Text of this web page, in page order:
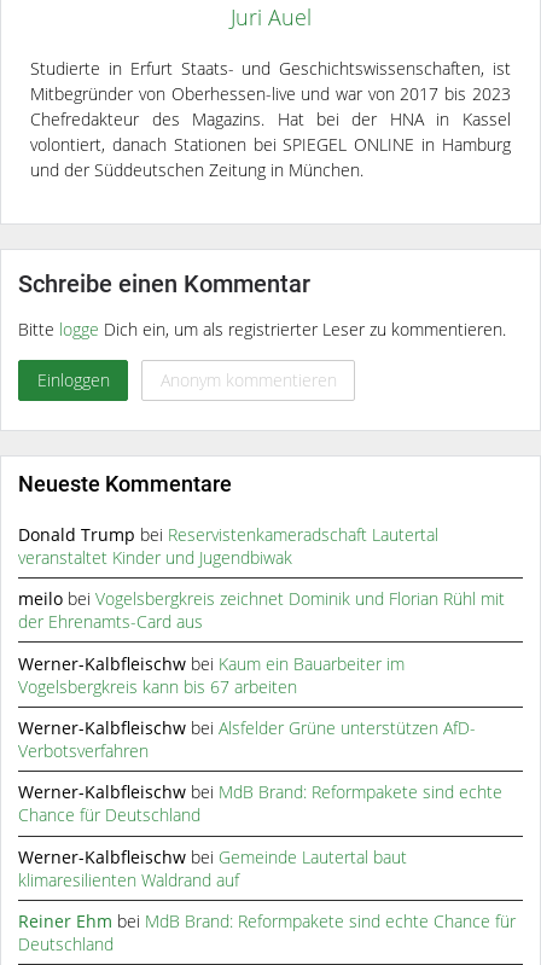
Juri Auel
Studierte in Erfurt Staats- und Geschichtswissenschaften, ist
Mitbegründer von Oberhessen-live und war von 2017 bis 2023
Chefredakteur des Magazins. Hat bei der HNA in Kassel
volontiert, danach Stationen bei SPIEGEL ONLINE in Hamburg
und der Süddeutschen Zeitung in München.
Schreibe einen Kommentar
Bitte logge Dich ein, um als registrierter Leser zu kommentieren.
Einloggen Anonym kommentieren
Neueste Kommentare
Donald Trump bei Reservistenkameradschaft Lautertal
veranstaltet Kinder und Jugendbiwak
meilo beiVogelsbergkreis zeichnet Dominik und Florian Rühl mit
der Ehrenamts-Card aus
Werner-Kalbfleischw bei Kaum ein Bauarbeiter im
Vogelsbergkreis kann bis 67 arbeiten
Werner-Kalbfleischw beiAlsfelder Grüne unterstützen AfD-
Verbotsverfahren
Werner-Kalbfleischw bei MdB Brand: Reformpakete sind echte
Chance für Deutschland
Werner-Kalbfleischw bei Gemeinde Lautertal baut
klimaresilienten Waldrand auf
Reiner Ehm bei MdB Brand: Reformpakete sind echte Chance für
Deutschland